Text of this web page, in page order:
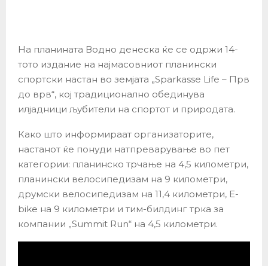
На планината Водно денеска ќе се одржи 14-
тото издание на најмасовниот планински
спортски настан во земјата „Sparkasse Life – Прв
до врв“, кој традиционално обединува
илјадници љубители на спортот и природата.
Како што информираат организаторите,
настанот ќе понуди натпреварување во пет
категории: планинско трчање на 4,5 километри,
планински велосипедизам на 9 километри,
друмски велосипедизам на 11,4 километри, Е-
bike на 9 километри и тим-билдинг трка за
компании „Summit Run“ на 4,5 километри.